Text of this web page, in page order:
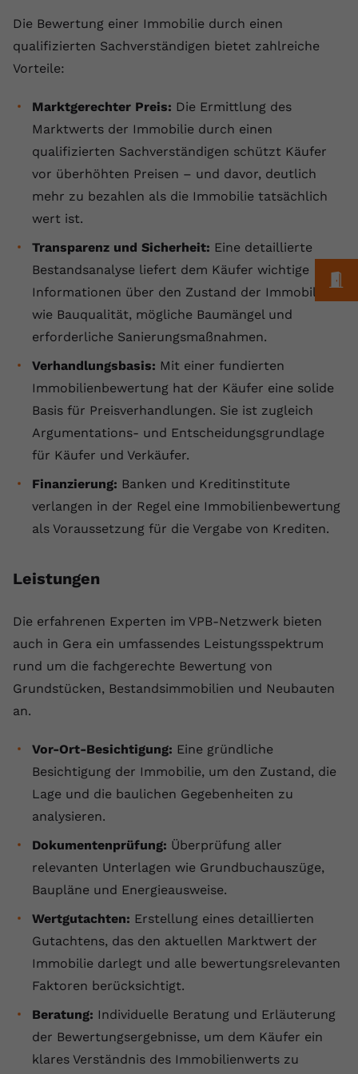
Die Bewertung einer Immobilie durch einen
qualifizierten Sachverständigen bietet zahlreiche
Vorteile:
Marktgerechter Preis: Die Ermittlung des
Marktwerts der Immobilie durch einen
qualifizierten Sachverständigen schützt Käufer
vor überhöhten Preisen – und davor, deutlich
mehr zu bezahlen als die Immobilie tatsächlich
wert ist.
Transparenz und Sicherheit: Eine detaillierte
Bestandsanalyse liefert dem Käufer wichtige
Informationen über den Zustand der Immobilie,
wie Bauqualität, mögliche Baumängel und
erforderliche Sanierungsmaßnahmen.
Verhandlungsbasis: Mit einer fundierten
Immobilienbewertung hat der Käufer eine solide
Basis für Preisverhandlungen. Sie ist zugleich
Argumentations- und Entscheidungsgrundlage
für Käufer und Verkäufer.
Finanzierung: Banken und Kreditinstitute
verlangen in der Regel eine Immobilienbewertung
als Voraussetzung für die Vergabe von Krediten.
Leistungen
Die erfahrenen Experten im VPB-Netzwerk bieten
auch in Gera ein umfassendes Leistungsspektrum
rund um die fachgerechte Bewertung von
Grundstücken, Bestandsimmobilien und Neubauten
an.
Vor-Ort-Besichtigung: Eine gründliche
Besichtigung der Immobilie, um den Zustand, die
Lage und die baulichen Gegebenheiten zu
analysieren.
Dokumentenprüfung: Überprüfung aller
relevanten Unterlagen wie Grundbuchauszüge,
Baupläne und Energieausweise.
Wertgutachten: Erstellung eines detaillierten
Gutachtens, das den aktuellen Marktwert der
Immobilie darlegt und alle bewertungsrelevanten
Faktoren berücksichtigt.
Beratung: Individuelle Beratung und Erläuterung
der Bewertungsergebnisse, um dem Käufer ein
klares Verständnis des Immobilienwerts zu
Einstellungen. Unter anderem eine
vorgenommen Einstellungen, falls der
Webseiten-Betreiber dies eingestellt
Name fe_typo_user
Laufzeit Session
Zweck
Dieses Cookie wird verwendet, um die
Speicherung von
Benutzereinstellungen zu ermöglichen.
Informationen zur Nutzung der
Website zu erfassen.
Anbieter Google Ads
Laufzeit
Zweck
Wird von Google Ads für das
Conversion-Tracking verwendet, um
Werbeklicks der Nutzung auf unserer
Website zuzuordnen.
Externe Inhalte
Wir verwenden auf unserer Website externe Inhalte,
Anbieter vimeo.com
Tracking-Informationen zu sammeln,
Einbetten von Videos auf der Website
setzt.
Name CONSENT
Laufzeit 2 Jahre
registriert anonyme statistische Daten.
Name yt-remote-device-id
Zweck
YouTube setzt diesen Cookie, um die
Videopräferenzen des Benutzers zu
speichern, der eingebettete YouTube-
Videos verwendet.
Anbieter youtube.com
Laufzeit
Dieser von YouTube gesetzte Cookie
registriert eine eindeutige ID, um
Daten darüber zu speichern, welche
Videos von YouTube der Nutzer
gesehen hat.
Name yt.innertube::nextId
Laufzeit Session
Dieser von YouTube gesetzte Cookie